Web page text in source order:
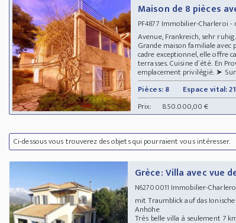
Maison de 8 pièces
PF4877 Immobilier-Charleroi -
Avenue, Frankreich, sehr
Grande maison familiale
cadre exceptionnel, elle offre
terrasses. Cuisine d´été. En
emplacement privilégié. ➤ Sur
Pièces: 8
Espace vital:
Prix:
850.000,00 €
Ci-dessous vous trouverez des objets qui pourraient vous intéresser.
Grèce: Villa avec vue
N62700011 Immobilier-
mit Traumblick auf das
Anhöhe
Très belle villa à seulement 7